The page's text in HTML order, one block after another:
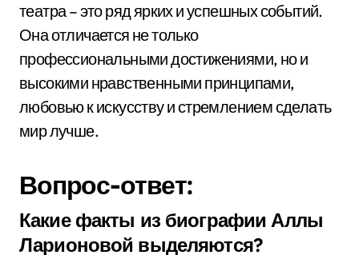
театра – это ряд ярких и успешных событий.
Она отличается не только
профессиональными достижениями, но и
высокими нравственными принципами,
любовью к искусству и стремлением сделать
мир лучше.
Вопрос-ответ:
Какие факты из биографии Аллы
Ларионовой выделяются?